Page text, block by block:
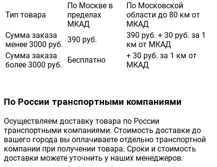
Тип товара
По Москве в
пределах
МКАД
По Московской
области до 80 км от
МКАД
Сумма заказа
менее 3000 руб.
390 руб.
390 руб. + 30 руб. за 1
км от МКАД
Сумма заказа
более 3000 руб.
Бесплатно
+ 30 руб. за 1 км от
МКАД
По России транспортными компаниями
Осуществляем доставку товара по России
транспортными компаниями. Стоимость доставки до
вашего города вы оплачиваете отдельно транспортной
компании при получении товара. Сроки и стоимость
доставки можете уточнить у наших менеджеров.